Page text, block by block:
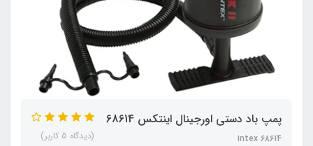
پمپ باد دستی اورجینال اینتکس 68614
intex 68614 (دیدگاه 5 کاربر)